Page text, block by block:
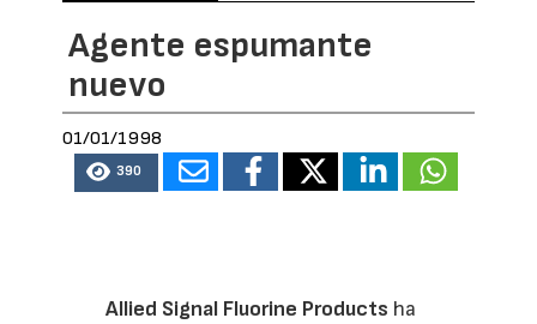
Agente espumante
nuevo
01/01/1998
390
Allied Signal Fluorine Products ha